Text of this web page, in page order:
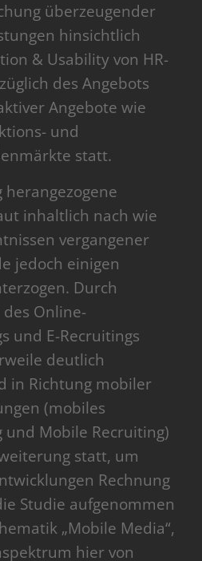
überzeugender
hinsichtlich
& Usability von HR-
des Angebots
Angebote wie
und
statt.
inhaltlich nach wie
vergangener
jedoch einigen
Durch
Online-
und E-Recruitings
deutlich
in Richtung mobiler
(mobiles
und Mobile Recruiting)
statt, um
Rechnung
Studie aufgenommen
„Mobile Media“,
hier von